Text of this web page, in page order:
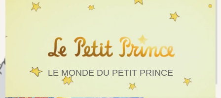
LE MONDE DU PETIT PRINCE